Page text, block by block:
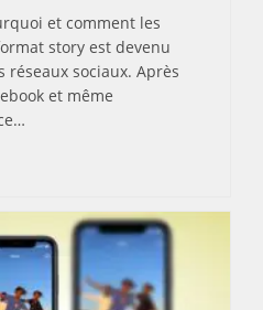
et comment les
story est devenu
sociaux. Après
et même